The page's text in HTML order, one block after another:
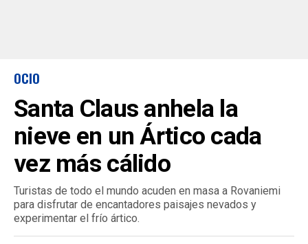
OCIO
Santa Claus anhela la
nieve en un Ártico cada
vez más cálido
Turistas de todo el mundo acuden en masa a Rovaniemi
para disfrutar de encantadores paisajes nevados y
experimentar el frío ártico.